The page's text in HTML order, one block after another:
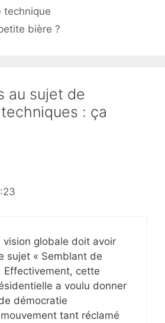
technique
bière ?
au sujet de
: ça
vision globale doit avoir
sujet « Semblant de
Effectivement, cette
a voulu donner
démocratie
tant réclamé